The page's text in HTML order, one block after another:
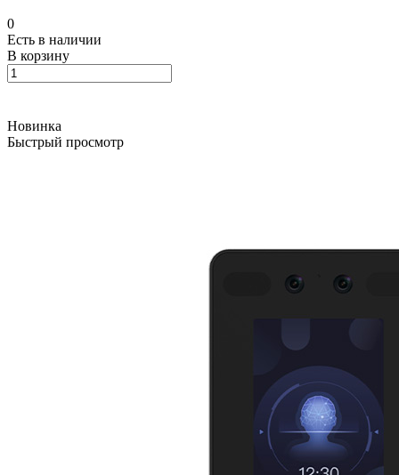
0
Есть в наличии
В корзину
Новинка
Быстрый просмотр